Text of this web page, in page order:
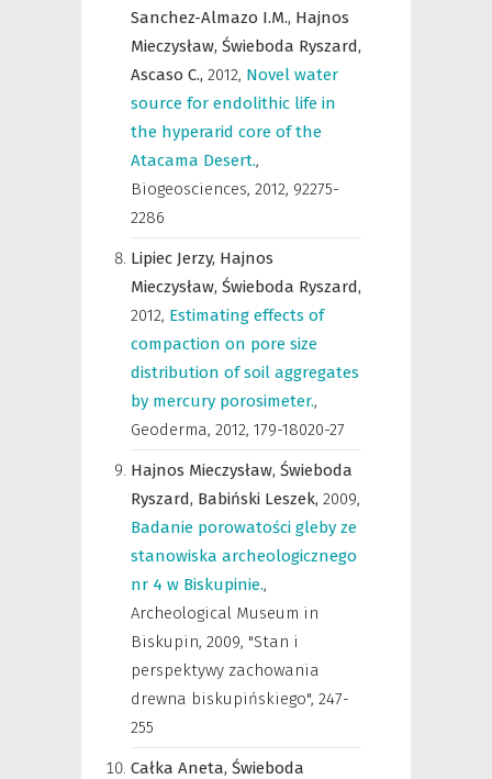
Sanchez-Almazo I.M., Hajnos
Mieczysław, Świeboda Ryszard,
Ascaso C., 2012, Novel water
source for endolithic life in
the hyperarid core of the
Atacama Desert.,
Biogeosciences, 2012, 92275-
2286
Lipiec Jerzy, Hajnos
Mieczysław, Świeboda Ryszard,
2012, Estimating effects of
compaction on pore size
distribution of soil aggregates
by mercury porosimeter.,
Geoderma, 2012, 179-18020-27
Hajnos Mieczysław, Świeboda
Ryszard, Babiński Leszek, 2009,
Badanie porowatości gleby ze
stanowiska archeologicznego
nr 4 w Biskupinie.,
Archeological Museum in
Biskupin, 2009, "Stan i
perspektywy zachowania
drewna biskupińskiego", 247-
255
Całka Aneta, Świeboda